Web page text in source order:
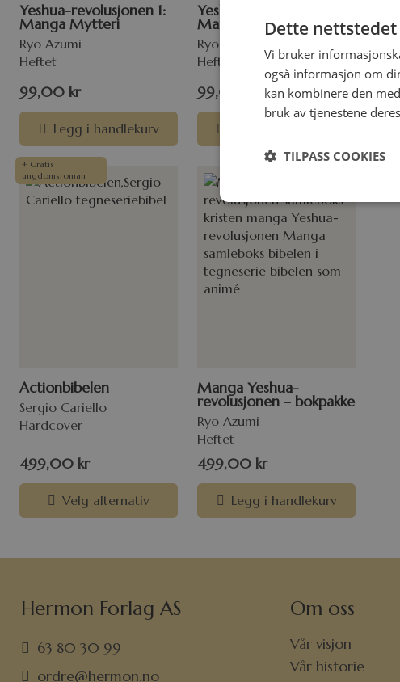
Yeshua-revolusjonen 1:
Manga Mytteri
Ryo Azumi
Heftet
99,00 kr
Legg i handlekurv
Yeshua-revolusjonen 4:
Manga Messias
Ryo Azumi
Heftet
99,00
+ Gratis
ungdomsroman
Actionbibelen
Sergio Cariello
Hardcover
499,00 kr
Velg alternativ
Manga Yeshua-
revolusjonen – bokpakke
Ryo Azumi
Heftet
499,00 kr
Legg i handlekurv
Hermon Forlag AS
63 80 30 99
ordre@hermon.no
Om oss
Vår visjon
Vår historie
Dette
Vi bruker
også informasjon om
kan kombinere den
bruk av tjenestene
TILPASS COOKIES